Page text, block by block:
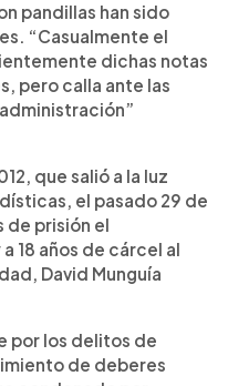
pandillas han sido
“Casualmente el
dichas notas
pero calla ante las
que salió a la luz
el pasado 29 de
de prisión el
18 años de cárcel al
David Munguía
por los delitos de
de deberes